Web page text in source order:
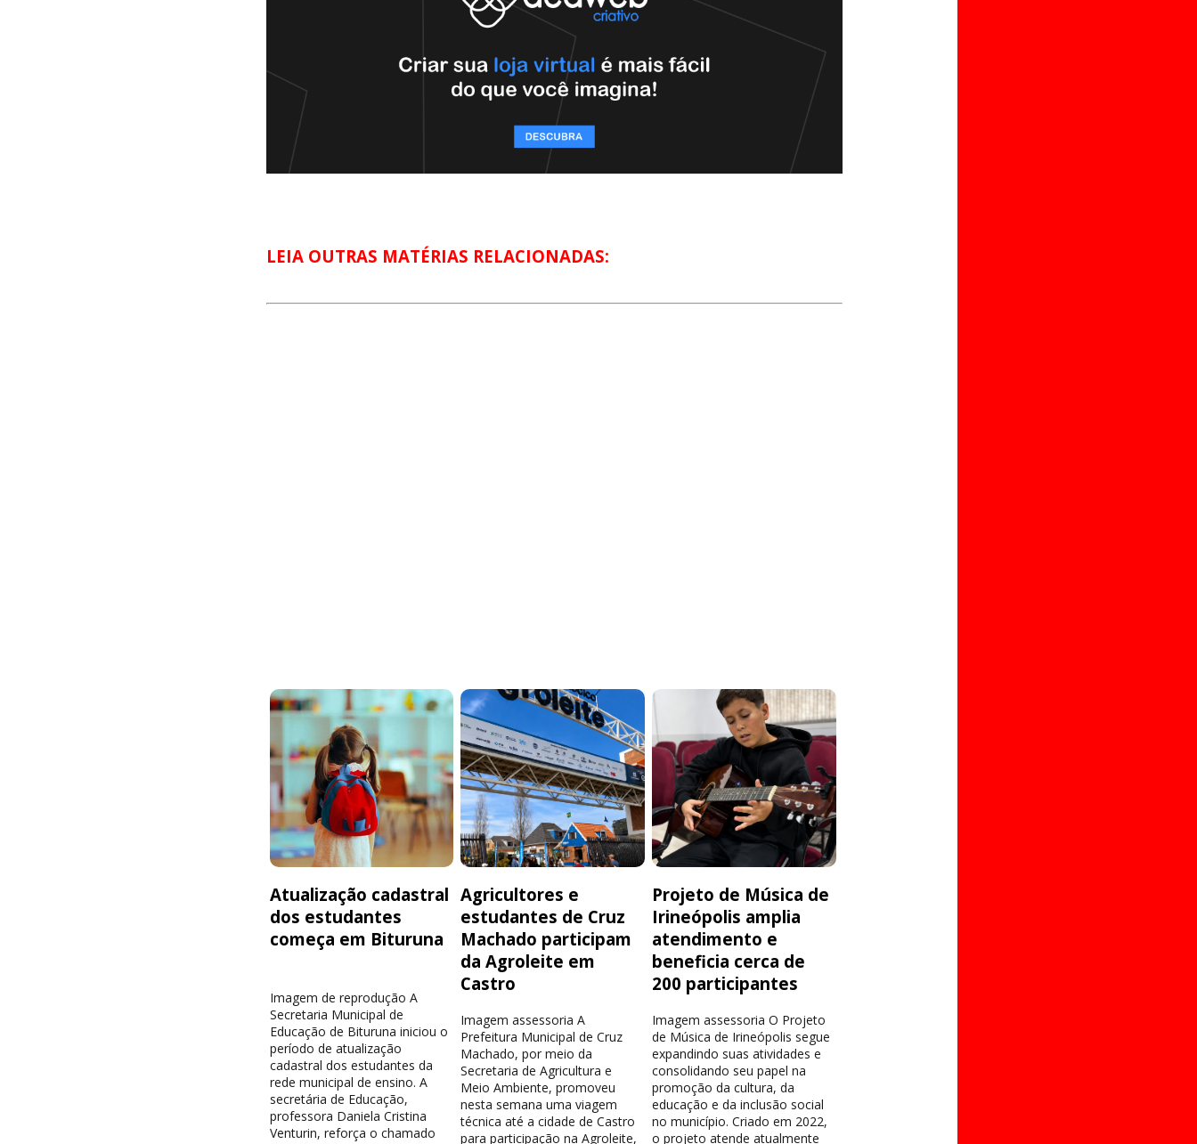
LEIA OUTRAS MATÉRIAS RELACIONADAS:
Atualização cadastral
dos estudantes
começa em Bituruna
Imagem de reprodução A
Secretaria Municipal de
Educação de Bituruna iniciou o
período de atualização
cadastral dos estudantes da
rede municipal de ensino. A
secretária de Educação,
professora Daniela Cristina
Venturin, reforça o chamado
Agricultores e
estudantes de Cruz
Machado participam
da Agroleite em
Castro
Imagem assessoria A
Prefeitura Municipal de Cruz
Machado, por meio da
Secretaria de Agricultura e
Meio Ambiente, promoveu
nesta semana uma viagem
técnica até a cidade de Castro
para participação na Agroleite,
Projeto de Música de
Irineópolis amplia
atendimento e
beneficia cerca de
200 participantes
Imagem assessoria O Projeto
de Música de Irineópolis segue
expandindo suas atividades e
consolidando seu papel na
promoção da cultura, da
educação e da inclusão social
no município. Criado em 2022,
o projeto atende atualmente